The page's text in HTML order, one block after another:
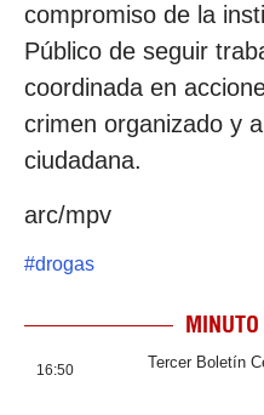
compromiso de la
Público de seguir
coordinada en
crimen organizado y
ciudadana.
arc/mpv
#drogas
16:50 Tercer Boletín